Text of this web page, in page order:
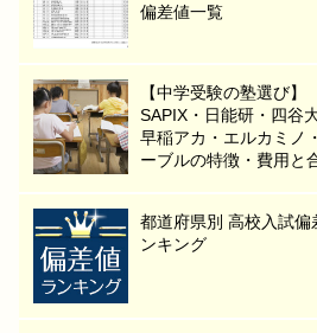
偏差値一覧
【中学受験の塾選び】
SAPIX・日能研・四谷
早稲アカ・エルカミノ
ーブルの特徴・費用と
都道府県別 高校入試偏
ンキング